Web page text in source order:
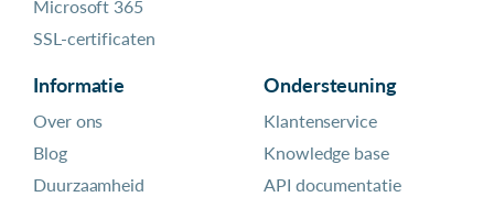
Microsoft 365
SSL-certificaten
Informatie
Over ons
Blog
Duurzaamheid
Ondersteuning
Klantenservice
Knowledge base
API documentatie